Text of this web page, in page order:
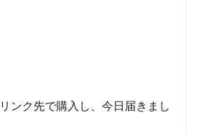
ンク先で購入し、今日届きまし